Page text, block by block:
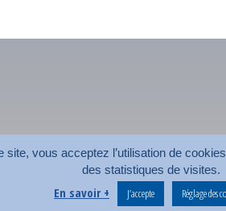
vous acceptez l’utilisation de
des statistiques de visites.
En savoir + J’accepte Réglage des